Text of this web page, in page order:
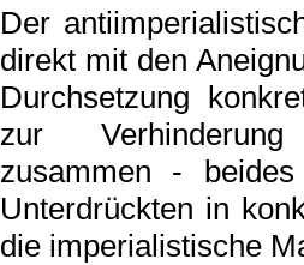
Der
direkt mit den
Durchsetzung
zur Verhinderung
zusammen -
Unterdrückten in
die imperialistische